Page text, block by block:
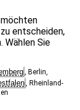
entscheiden,
Wählen Sie
, Berlin,
, Rheinland-